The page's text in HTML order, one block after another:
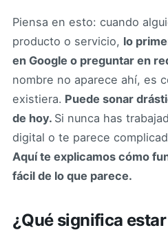
Piensa en esto: cuando
producto o servicio, lo
en Google o preguntar en
nombre no aparece ahí, es
existiera. Puede sonar
de hoy. Si nunca has
digital o te parece
Aquí te explicamos cómo
fácil de lo que parece.
¿Qué significa